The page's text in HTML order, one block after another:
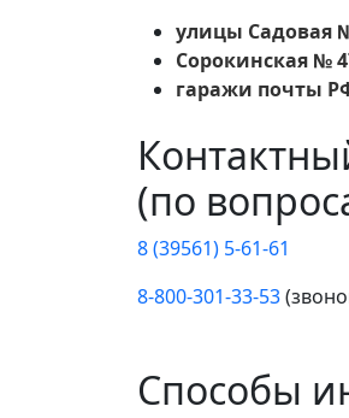
улицы Садовая
Сорокинская №
гаражи почты
(по
8 (39561) 5-61-61
8-800-301-33-53
Способы